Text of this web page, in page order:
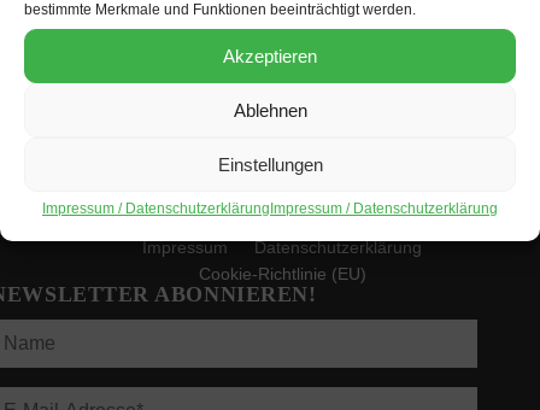
bestimmte Merkmale und Funktionen beeinträchtigt werden.
Akzeptieren
Ablehnen
Einstellungen
Impressum / Datenschutzerklärung Impressum / Datenschutzerklärung
Bismarckstraße 101, D-10625 Berlin
kontakt@lateinamerikaforum-berlin.de
https://lateinamerikaforum-berlin.de
Impressum
Datenschutzerklärung
Cookie-Richtlinie (EU)
ABONNIEREN!